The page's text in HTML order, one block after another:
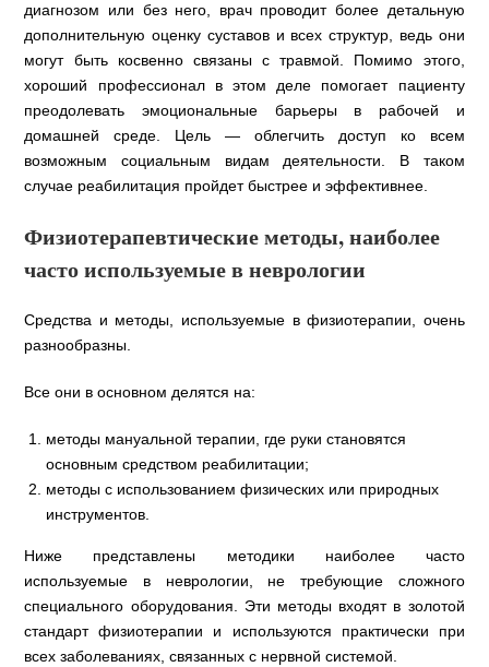
диагнозом или без него, врач проводит более детальную
дополнительную оценку суставов и всех структур, ведь они
могут быть косвенно связаны с травмой. Помимо этого,
хороший профессионал в этом деле помогает пациенту
преодолевать эмоциональные барьеры в рабочей и
домашней среде. Цель — облегчить доступ ко всем
возможным социальным видам деятельности. В таком
случае реабилитация пройдет быстрее и эффективнее.
Физиотерапевтические методы, наиболее
часто используемые в неврологии
Средства и методы, используемые в физиотерапии, очень
разнообразны.
Все они в основном делятся на:
методы мануальной терапии, где руки становятся
основным средством реабилитации;
методы с использованием физических или природных
инструментов.
Ниже представлены методики наиболее часто
используемые в неврологии, не требующие сложного
специального оборудования. Эти методы входят в золотой
стандарт физиотерапии и используются практически при
всех заболеваниях, связанных с нервной системой.